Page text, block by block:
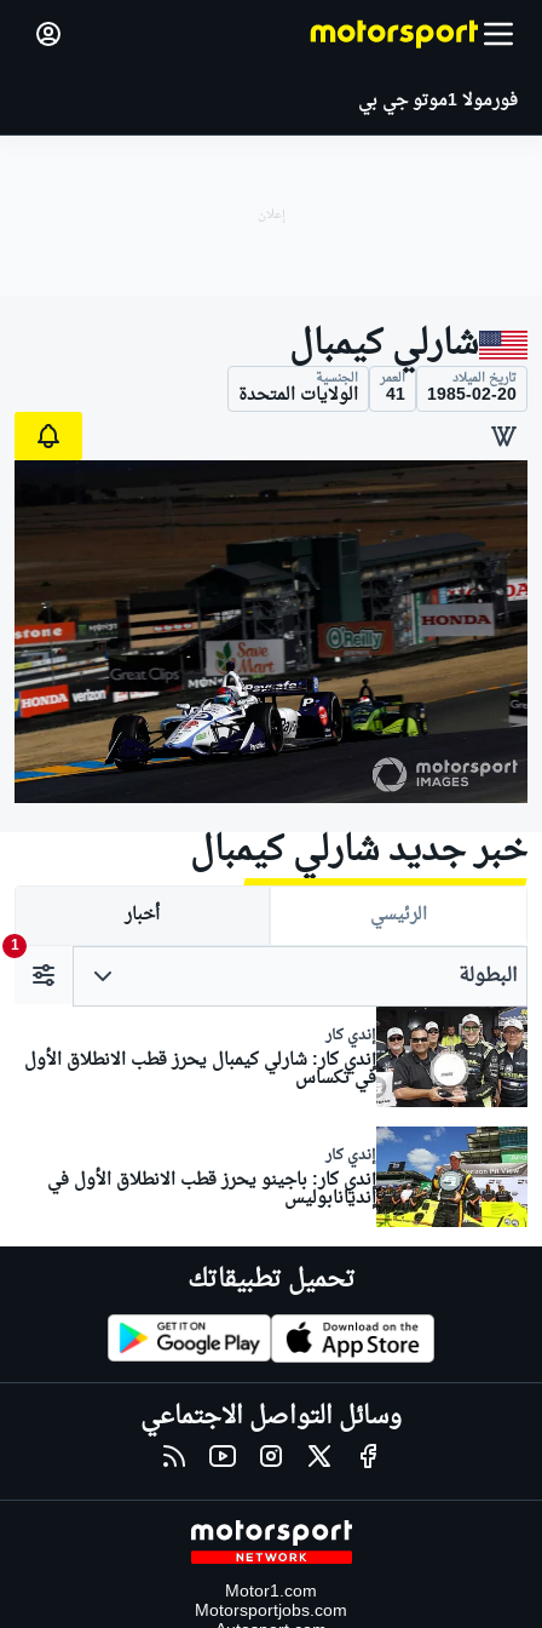
فورمولا 1 موتو جي بي
شارلي كيمبال
تاريخ الميلاد
1985-02-20
العمر
41
الجنسية
الولايات المتحدة
خبر جديد شارلي كيمبال
الرئيسي أخبار
البطولة
1
إندي كار
إندي كار: شارلي كيمبال يحرز قطب الانطلاق الأول
في تكساس
إندي كار
إندي كار: باجينو يحرز قطب الانطلاق الأول في
إنديانابوليس
تحميل تطبيقاتك
وسائل التواصل الاجتماعي
Motor1.com
Motorsportjobs.com